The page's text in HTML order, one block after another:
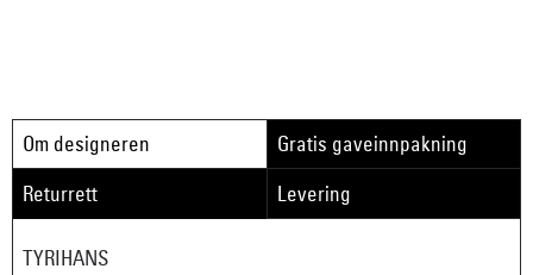
Om designeren
Gratis gaveinnpakning
Returrett
Levering
TYRIHANS